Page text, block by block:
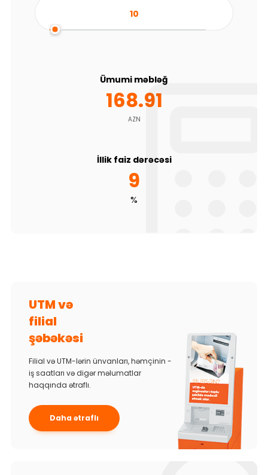
Ümumi məbləğ
168.91
AZN
İllik faiz dərəcəsi
9
%
UTM və
filial
şəbəkəsi
Filial və UTM-lərin ünvanları, həmçinin -
iş saatları və digər məlumatlar
haqqında ətraflı.
Daha ətraflı